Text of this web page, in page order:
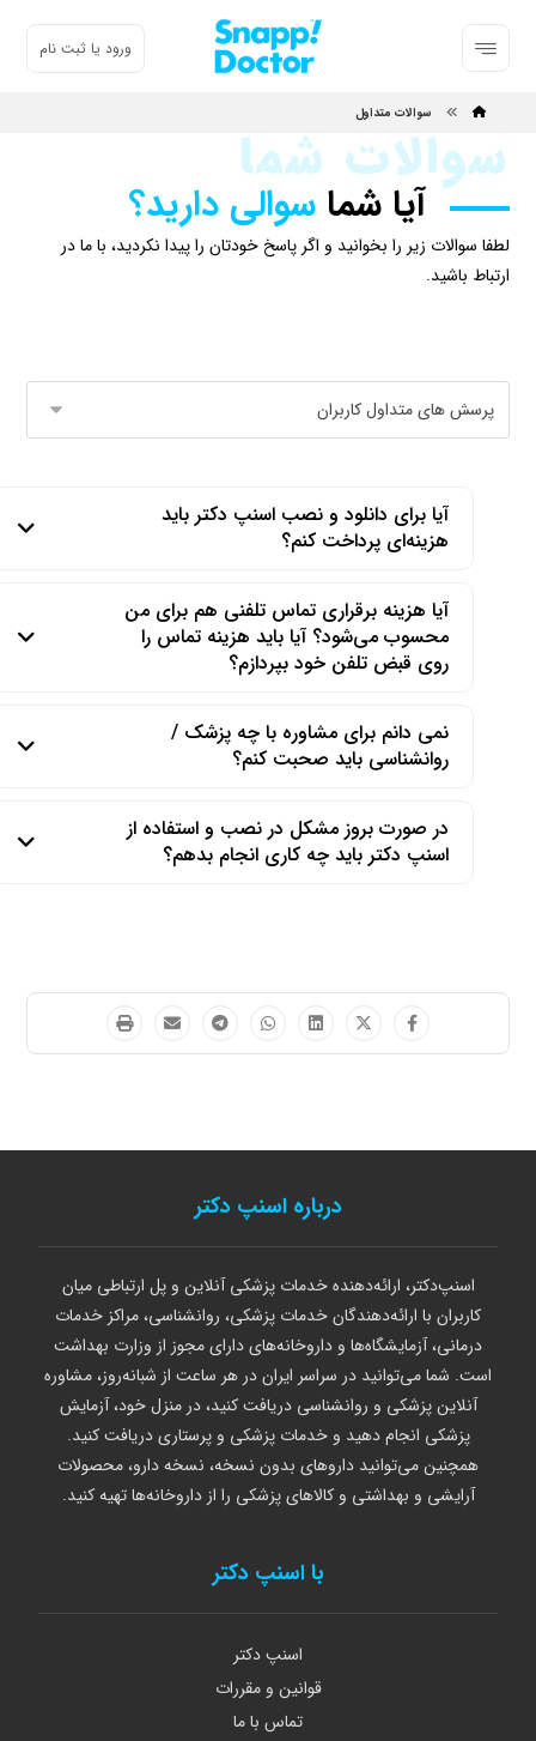
ورود یا ثبت نام
سوالات متداول
سوالات شما
آیا شماسوالی دارید؟
لطفا سوالات زیر را بخوانید و اگر پاسخ خودتان را پیدا نکردید، با ما در
ارتباط باشید.
آیا برای دانلود و نصب اسنپ دکتر باید
هزینه‌ای پرداخت کنم؟
آیا هزینه برقراری تماس تلفنی هم برای من
محسوب می‌شود؟ آیا باید هزینه‌ تماس را
روی قبض تلفن خود بپردازم؟
نمی دانم برای مشاوره با چه پزشک /
روانشناسی باید صحبت کنم؟
در صورت بروز مشکل در نصب و استفاده از
اسنپ دکتر باید چه کاری انجام بدهم؟
درباره اسنپ دکتر
اسنپ‌دکتر، ارائه‌دهنده خدمات پزشکی آنلاین و پل ارتباطی میان
کاربران با ارائه‌دهندگان خدمات پزشکی، روانشناسی، مراکز خدمات
درمانی، آزمایشگاه‌ها و داروخانه‌های دارای مجوز از وزارت بهداشت
است. شما می‌توانید در سراسر ایران در هر ساعت از شبانه‌روز، مشاوره
آنلاین پزشکی و روانشناسی دریافت کنید، در منزل خود، آزمایش
پزشکی انجام دهید و خدمات پزشکی و پرستاری دریافت کنید.
همچنین می‌توانید داروهای بدون نسخه، نسخه دارو، محصولات
آرایشی و بهداشتی و کالاهای پزشکی را از داروخانه‌ها تهیه کنید.
با اسنپ دکتر
اسنپ دکتر
قوانین و مقررات
تماس با ما